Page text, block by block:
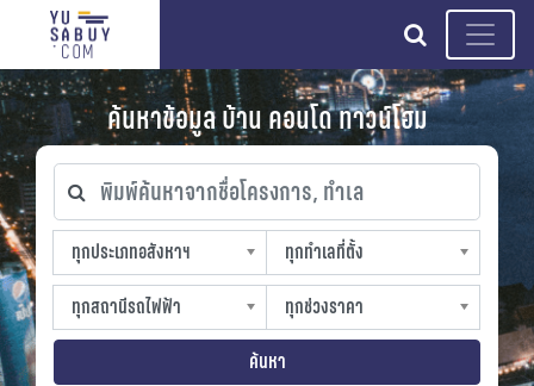
search
ค้นหาข้อมูล บ้าน คอนโด ทาวน์โฮม
พิมพ์ค้นหาจากชื่อโครงการ, ทำเล
ทุกประเภทอสังหาฯ
ทุกประเภทอสังหาฯ
sproperty
ทุกทำเลที่ตั้ง
ทุกทำเลที่ตั้ง
slocation
ทุกสถานีรถไฟฟ้า
ทุกสถานีรถไฟฟ้า
strain-station
ทุกช่วงราคา
ทุกช่วงราคา
sprice
ค้นหา